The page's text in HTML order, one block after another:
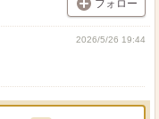
フォロー
2026/5/26 19:44